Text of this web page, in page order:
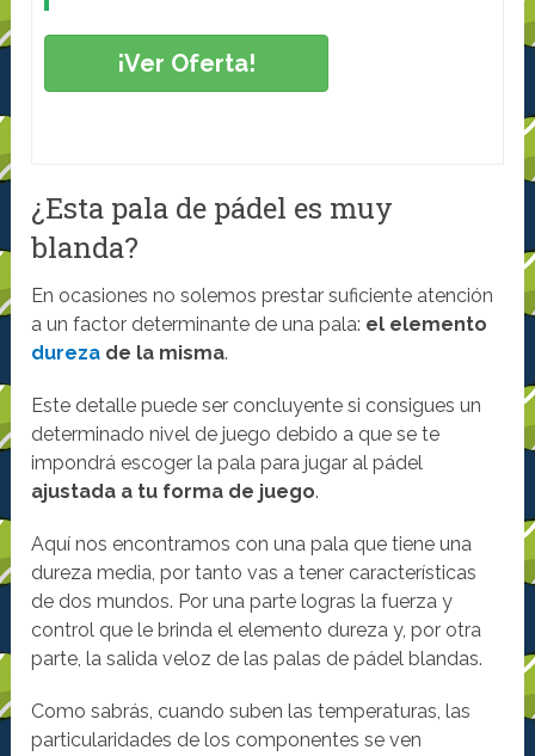
¡Ver Oferta!
¿Esta pala de pádel es muy
blanda?
En ocasiones no solemos prestar suficiente atención
a un factor determinante de una pala: el elemento
dureza de la misma.
Este detalle puede ser concluyente si consigues un
determinado nivel de juego debido a que se te
impondrá escoger la pala para jugar al pádel
ajustada a tu forma de juego.
Aquí nos encontramos con una pala que tiene una
dureza media, por tanto vas a tener características
de dos mundos. Por una parte logras la fuerza y
control que le brinda el elemento dureza y, por otra
parte, la salida veloz de las palas de pádel blandas.
Como sabrás, cuando suben las temperaturas, las
particularidades de los componentes se ven